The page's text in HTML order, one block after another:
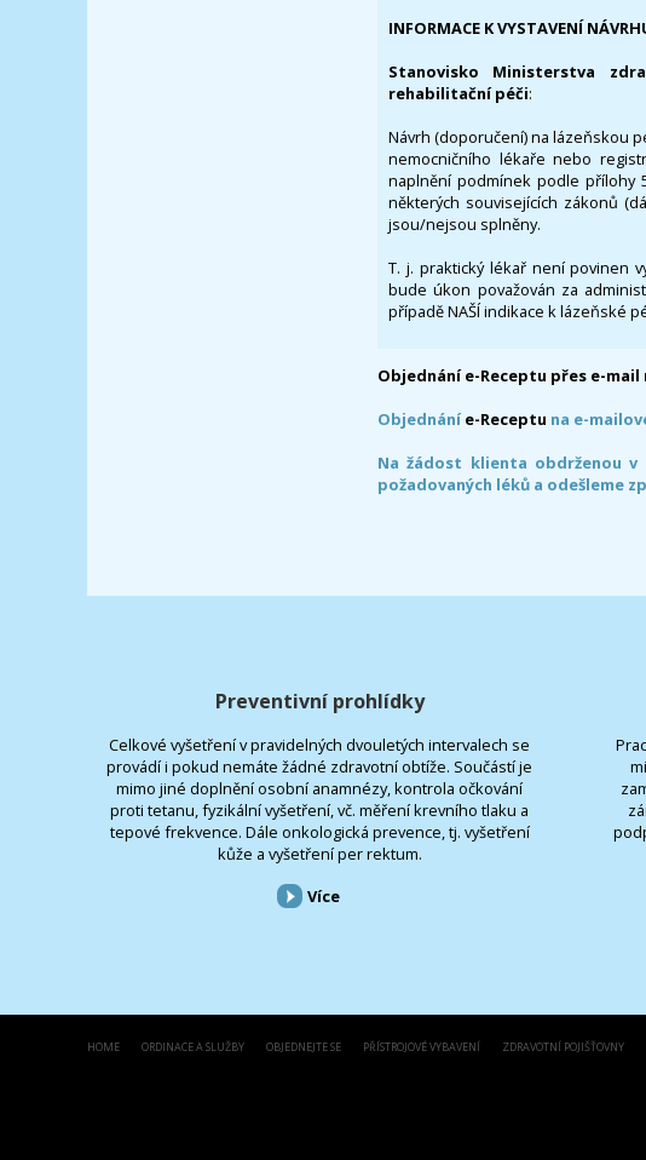
INFORMACE K VYSTAVENÍ
Stanovisko Ministerstva
rehabilitační péči:
Návrh (doporučení) na lázeňskou
nemocničního lékaře nebo
naplnění podmínek podle přílohy
některých souvisejících zákonů
jsou/nejsou splněny.
T. j. praktický lékař není povinen
bude úkon považován za
případě NAŠÍ indikace k lázeňské
Objednání e-Receptu přes e-mail
Objednáníe-Receptu na e-
Na žádost klienta obdrženou
požadovaných léků a odešleme
Preventivní prohlídky
Celkové vyšetření v pravidelných dvouletých intervalech se
provádí i pokud nemáte žádné zdravotní obtíže. Součástí je
mimo jiné doplnění osobní anamnézy, kontrola očkování
proti tetanu, fyzikální vyšetření, vč. měření krevního tlaku a
tepové frekvence. Dále onkologická prevence, tj. vyšetření
kůže a vyšetření per rektum.
Více
HOME ORDINACE A SLUŽBY OBJEDNEJTE SE PŘÍSTROJOVÉ VYBAVENÍ ZDRAVOTNÍ POJIŠŤOVNY